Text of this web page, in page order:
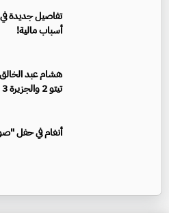
تفاصيل جديدة في
أسباب مالية!
هشام عبد
تيتو 2 والجزيرة 3
أنغام في حفل